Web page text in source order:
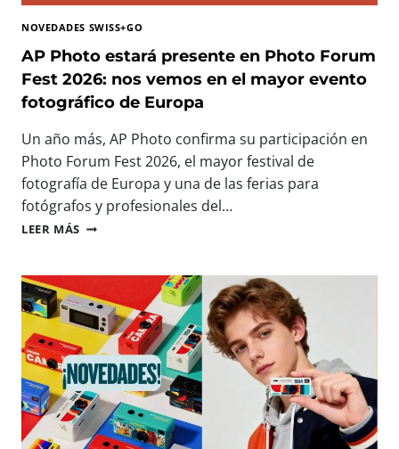
I
N
I
B
L
P
R
A
C
U
R
A
R
,
I
M
P
R
I
E
S
O
N
L
E
S
D
N
P
NOVEDADES SWISS+GO
AP Photo estará presente en Photo Forum
Fest 2026: nos vemos en el mayor evento
fotográfico de Europa
Un año más, AP Photo confirma su participación en
Photo Forum Fest 2026, el mayor festival de
fotografía de Europa y una de las ferias para
fotógrafos y profesionales del…
LEER MÁS A
H
O
T
O
E
S
T
A
R
Á